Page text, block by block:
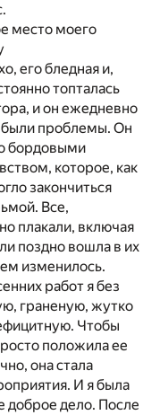
место моего
его бледная и,
топталась
и он ежедневно
были проблемы. Он
бордовыми
которое, как
закончиться
Все,
плакали, включая
поздно вошла в их
изменилось.
работ я без
граненую, жутко
Чтобы
положила ее
она стала
И я была
доброе дело. После